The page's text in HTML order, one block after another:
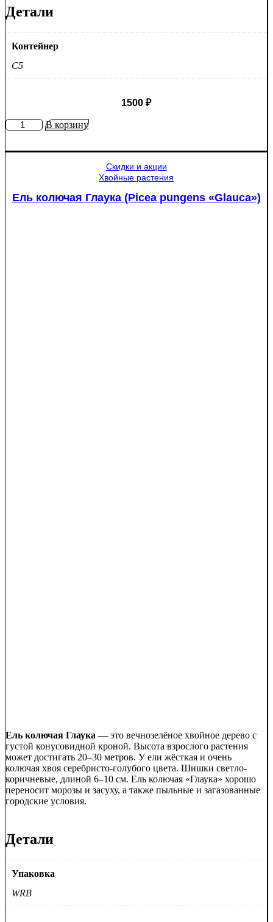
Детали
Контейнер
C5
1500 ₽
КоличествоВ корзину
Скидки и акции
Хвойные растения
Ель колючая Глаука (Picea pungens «Glauca»)
Ель колючая Глаука — это вечнозелёное хвойное дерево с
густой конусовидной кроной. Высота взрослого растения
может достигать 20–30 метров. У ели жёсткая и очень
колючая хвоя серебристо-голубого цвета. Шишки светло-
коричневые, длиной 6–10 см. Ель колючая «Глаука» хорошо
переносит морозы и засуху, а также пыльные и загазованные
городские условия.
Детали
Упаковка
WRB